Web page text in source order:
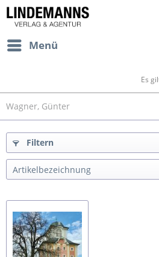
Menü
Es
Wagner, Günter
Filtern